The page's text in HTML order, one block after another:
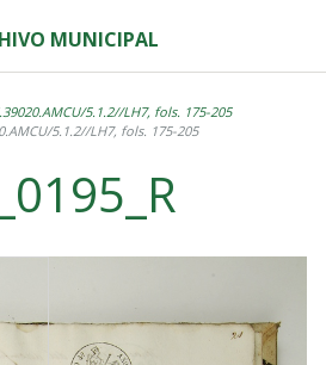
MUNICIPAL
5.1.2//LH7, fols. 175-205
5.1.2//LH7, fols. 175-205